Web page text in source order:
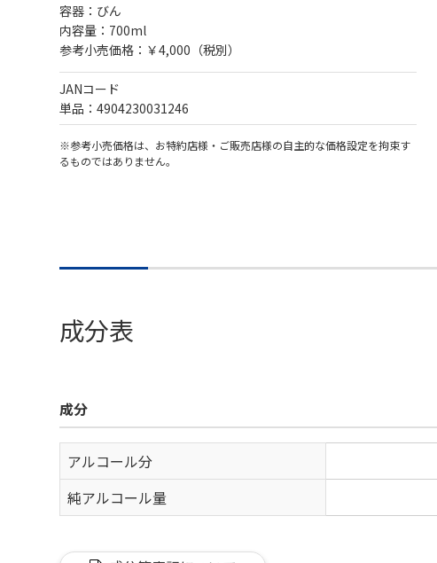
容器：びん
内容量：700ml
参考小売価格：￥4,000（税別）
JANコード
単品：4904230031246
※参考小売価格は、お特約店様・ご販売店様の自主的な価格設定を拘束す
るものではありません。
成分表
成分
アルコール分
純アルコール量